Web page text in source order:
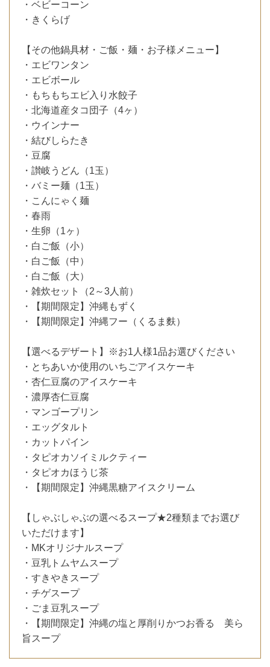
・ベビーコーン
・きくらげ
【その他鍋具材・ご飯・麺・お子様メニュー】
・エビワンタン
・エビボール
・もちもちエビ入り水餃子
・北海道産タコ団子（4ヶ）
・ウインナー
・結びしらたき
・豆腐
・讃岐うどん（1玉）
・バミー麺（1玉）
・こんにゃく麺
・春雨
・生卵（1ヶ）
・白ご飯（小）
・白ご飯（中）
・白ご飯（大）
・雑炊セット（2～3人前）
・【期間限定】沖縄もずく
・【期間限定】沖縄フー（くるま麩）
【選べるデザート】※お1人様1品お選びください
・とちあいか使用のいちごアイスケーキ
・杏仁豆腐のアイスケーキ
・濃厚杏仁豆腐
・マンゴープリン
・エッグタルト
・カットパイン
・タピオカソイミルクティー
・タピオカほうじ茶
・【期間限定】沖縄黒糖アイスクリーム
【しゃぶしゃぶの選べるスープ★2種類までお選び
いただけます】
・MKオリジナルスープ
・豆乳トムヤムスープ
・すきやきスープ
・チゲスープ
・ごま豆乳スープ
・【期間限定】沖縄の塩と厚削りかつお香る 美ら
旨スープ